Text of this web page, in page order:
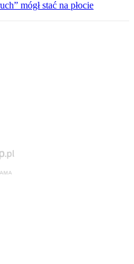
mógł stać na płocie